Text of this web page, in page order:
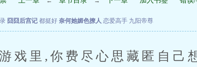
囧囧后宫记 都挺好 奈何她媚色撩人 恋爱高手 九阳帝尊
里,你费尽心思藏匿自己